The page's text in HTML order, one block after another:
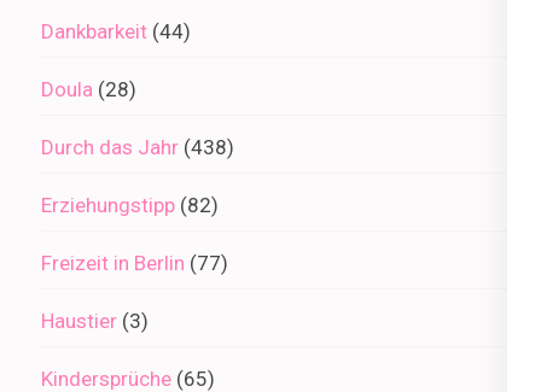
Dankbarkeit (44)
Doula (28)
Durch das Jahr (438)
Erziehungstipp (82)
Freizeit in Berlin (77)
Haustier (3)
Kindersprüche (65)